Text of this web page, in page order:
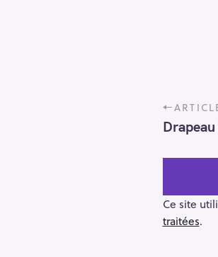
P
o
s
t
v
i
Ce site
traitées.